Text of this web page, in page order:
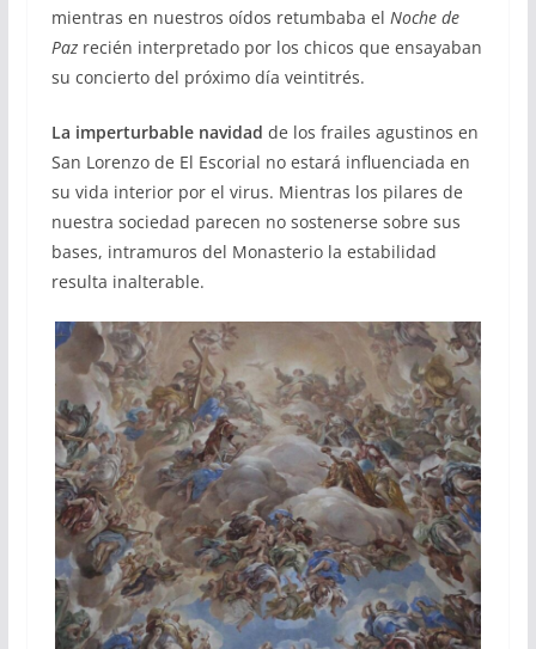
mientras en nuestros oídos retumbaba el Noche de
Pazrecién interpretado por los chicos que ensayaban
su concierto del próximo día veintitrés.
La imperturbable navidad de los frailes agustinos en
San Lorenzo de El Escorial no estará influenciada en
su vida interior por el virus. Mientras los pilares de
nuestra sociedad parecen no sostenerse sobre sus
bases, intramuros del Monasterio la estabilidad
resulta inalterable.